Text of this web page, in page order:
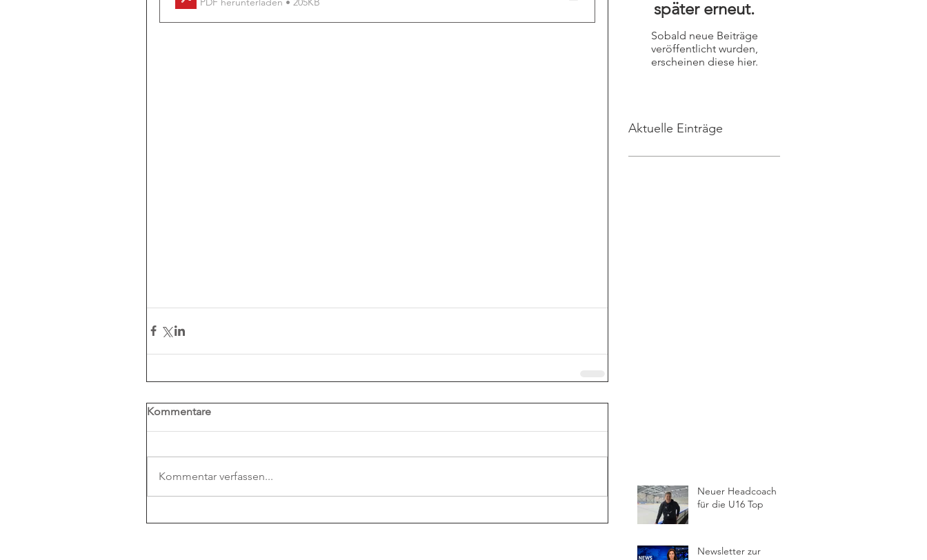
Kommentare
Kommentar verfassen...
später erneut.
Sobald neue Beiträge
veröffentlicht wurden,
erscheinen diese hier.
Aktuelle Einträge
Neuer Headcoach
für die U16 Top
Newsletter zur